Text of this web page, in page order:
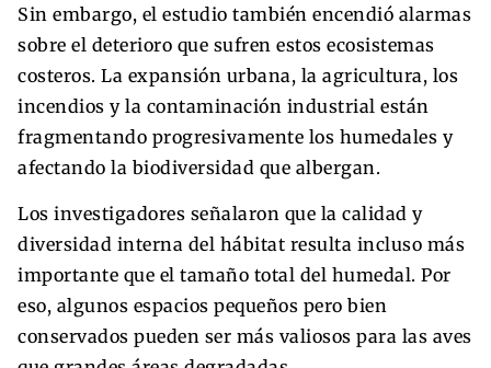
Sin embargo, el estudio también encendió alarmas
sobre el deterioro que sufren estos ecosistemas
costeros. La expansión urbana, la agricultura, los
incendios y la contaminación industrial están
fragmentando progresivamente los humedales y
afectando la biodiversidad que albergan.
Los investigadores señalaron que la calidad y
diversidad interna del hábitat resulta incluso más
importante que el tamaño total del humedal. Por
eso, algunos espacios pequeños pero bien
conservados pueden ser más valiosos para las aves